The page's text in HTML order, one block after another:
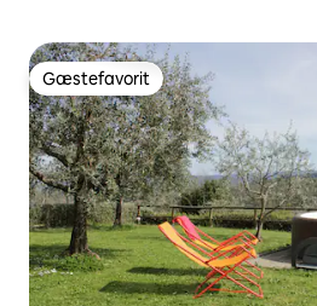
Gæstefavorit
Gæstefavorit